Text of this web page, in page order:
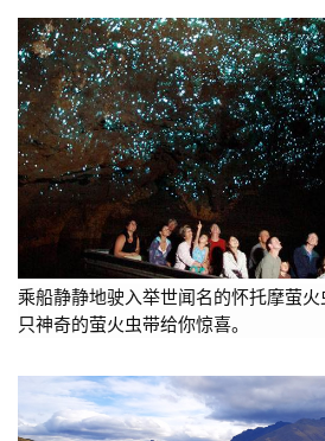
乘船静静地驶入举世闻名的怀托摩萤
只神奇的萤火虫带给你惊喜。